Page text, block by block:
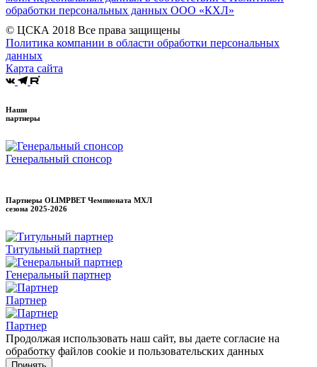
обработки персональных данных ООО «КХЛ»
© ЦСКА 2018 Все права защищены
Политика компании в области обработки персональных
данных
Карта сайта
Наши
партнеры
Генеральный спонсор
Партнеры OLIMPBET Чемпионата МХЛ
сезона 2025-2026
Титульный партнер
Генеральный партнер
Партнер
Партнер
Продолжая использовать наш сайт, вы даете согласие на
обработку файлов cookie и пользовательских данных